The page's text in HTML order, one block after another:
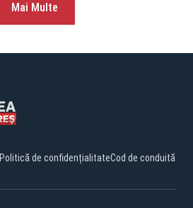
Mai Multe
Politică de confidențialitateCod de conduită